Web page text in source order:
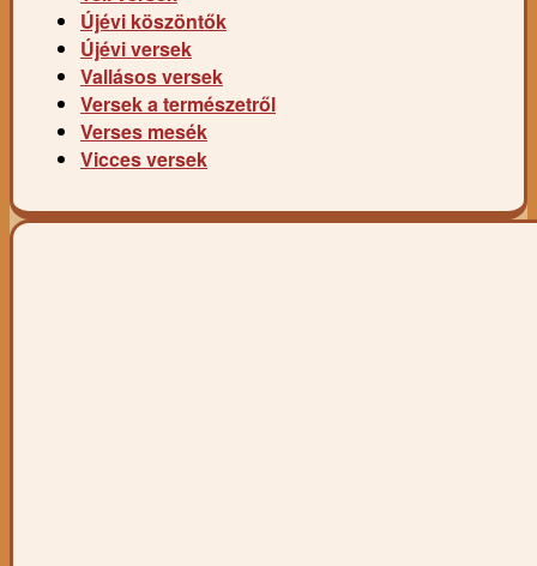
Újévi köszöntők
Újévi versek
Vallásos versek
Versek a természetről
Verses mesék
Vicces versek